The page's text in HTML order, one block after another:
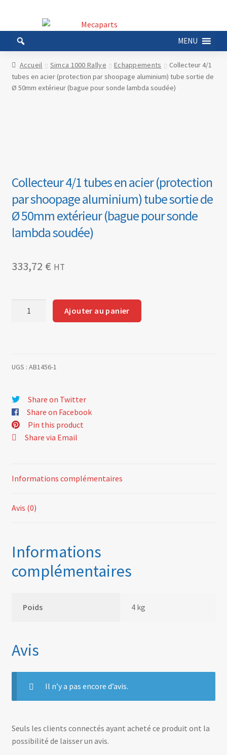
la
navigation
au
contenu
MENU
Accueil Simca 1000 Rallye Echappements
Collecteur 4/1
tubes en acier (protection par shoopage aluminium) tube sortie de
Ø 50mm extérieur (bague pour sonde lambda soudée)
Collecteur 4/1 tubes en acier (protection
par shoopage aluminium) tube sortie de
Ø 50mm extérieur (bague pour sonde
lambda soudée)
333,72 € HT
en
(protection
par
shoopage
aluminium)
Ø
extérieur
sonde
lambda
soudée)
Ajouter au panier
UGS : AB1456-1
Share on Twitter
Share on Facebook
Pin this product
Share via Email
Informations complémentaires
Avis (0)
Informations
complémentaires
Poids 4 kg
Avis
Il n’y a pas encore d’avis.
Seuls les clients connectés ayant acheté ce produit ont la
possibilité de laisser un avis.